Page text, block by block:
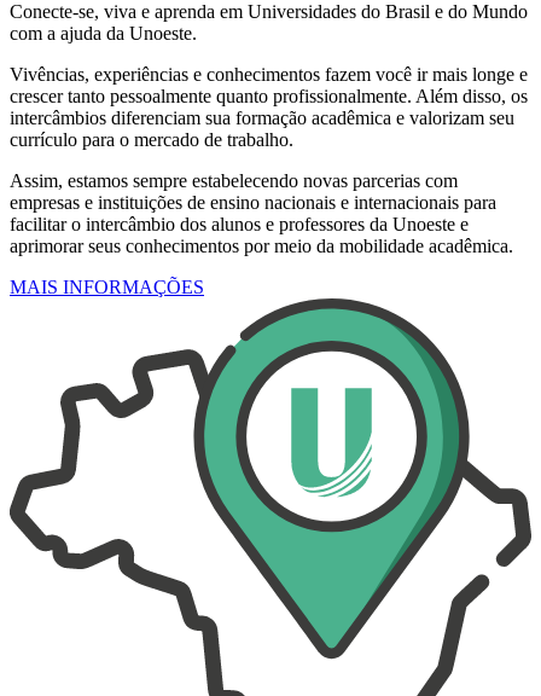
Conecte-se, viva e aprenda em Universidades do Brasil e do Mundo
com a ajuda da Unoeste.
Vivências, experiências e conhecimentos fazem você ir mais longe e
crescer tanto pessoalmente quanto profissionalmente. Além disso, os
intercâmbios diferenciam sua formação acadêmica e valorizam seu
currículo para o mercado de trabalho.
Assim, estamos sempre estabelecendo novas parcerias com
empresas e instituições de ensino nacionais e internacionais para
facilitar o intercâmbio dos alunos e professores da Unoeste e
aprimorar seus conhecimentos por meio da mobilidade acadêmica.
MAIS INFORMAÇÕES